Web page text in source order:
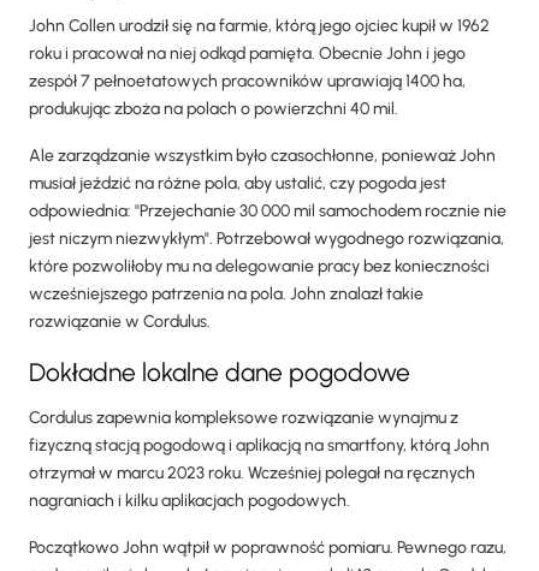
John Collen urodził się na farmie, którą jego ojciec kupił w 1962
roku i pracował na niej odkąd pamięta. Obecnie John i jego
zespół 7 pełnoetatowych pracowników uprawiają 1400 ha,
produkując zboża na polach o powierzchni 40 mil.
Ale zarządzanie wszystkim było czasochłonne, ponieważ John
musiał jeździć na różne pola, aby ustalić, czy pogoda jest
odpowiednia: "Przejechanie 30 000 mil samochodem rocznie nie
jest niczym niezwykłym". Potrzebował wygodnego rozwiązania,
które pozwoliłoby mu na delegowanie pracy bez konieczności
wcześniejszego patrzenia na pola. John znalazł takie
rozwiązanie w Cordulus.
Dokładne lokalne dane pogodowe
Cordulus zapewnia kompleksowe rozwiązanie wynajmu z
fizyczną stacją pogodową i aplikacją na smartfony, którą John
otrzymał w marcu 2023 roku. Wcześniej polegał na ręcznych
nagraniach i kilku aplikacjach pogodowych.
Początkowo John wątpił w poprawność pomiaru. Pewnego razu,